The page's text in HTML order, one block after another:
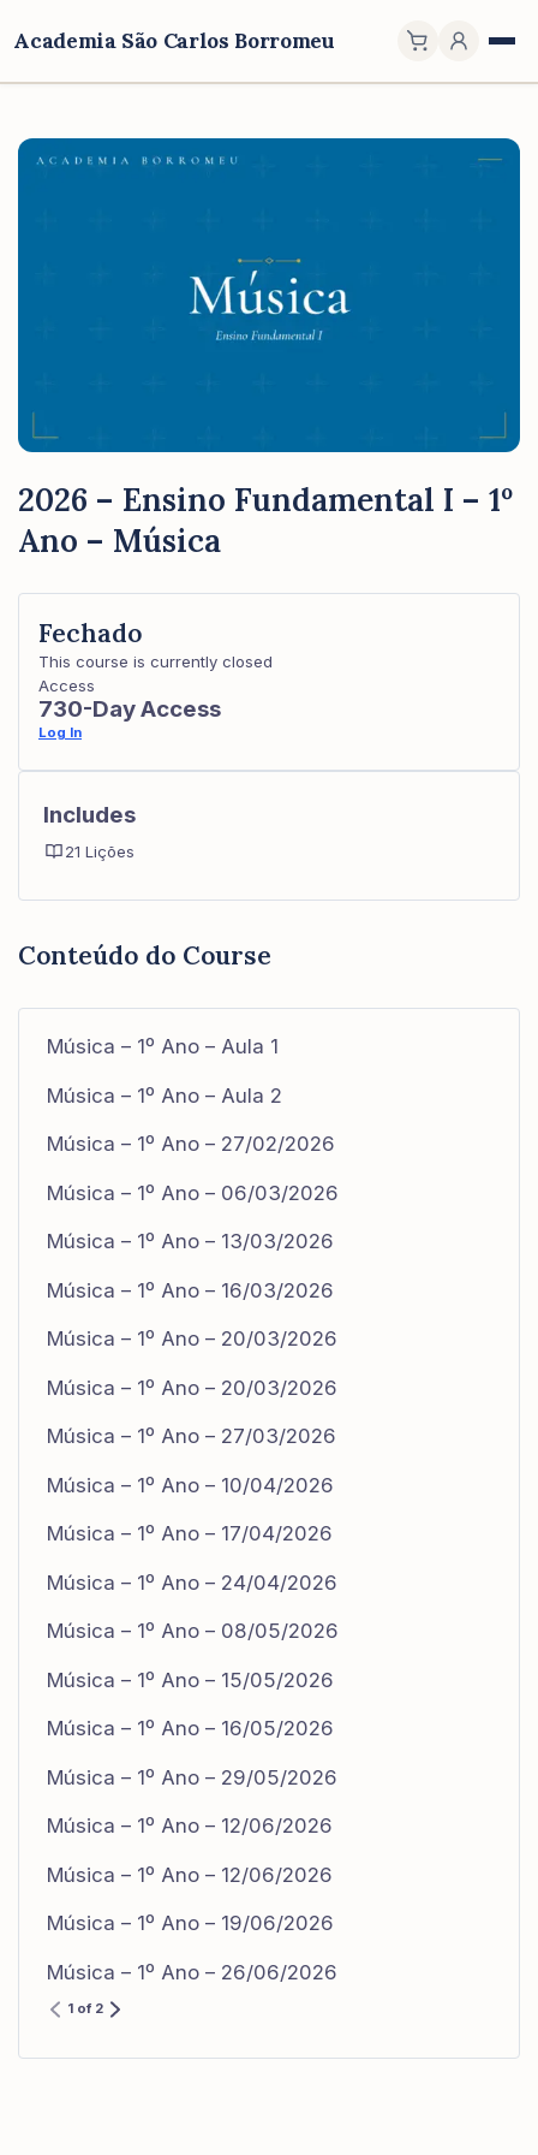
Academia São Carlos Borromeu
2026 – Ensino Fundamental I – 1º
Ano – Música
Conteúdo do Course
Música – 1º Ano – Aula 1
Música – 1º Ano – Aula 2
Música – 1º Ano – 27/02/2026
Música – 1º Ano – 06/03/2026
Música – 1º Ano – 13/03/2026
Música – 1º Ano – 16/03/2026
Música – 1º Ano – 20/03/2026
Música – 1º Ano – 20/03/2026
Música – 1º Ano – 27/03/2026
Música – 1º Ano – 10/04/2026
Música – 1º Ano – 17/04/2026
Música – 1º Ano – 24/04/2026
Música – 1º Ano – 08/05/2026
Música – 1º Ano – 15/05/2026
Música – 1º Ano – 16/05/2026
Música – 1º Ano – 29/05/2026
Música – 1º Ano – 12/06/2026
Música – 1º Ano – 12/06/2026
Música – 1º Ano – 19/06/2026
Música – 1º Ano – 26/06/2026
1 of 2
Fechado
This course is currently closed
Access
730-Day Access
Log In
Includes
21 Lições